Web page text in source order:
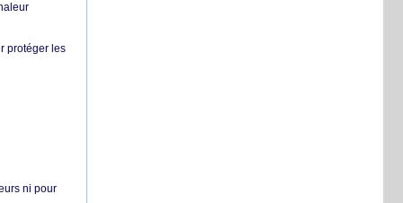
protéger les
ni pour